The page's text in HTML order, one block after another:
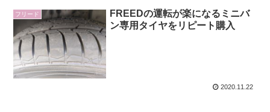
フリード
FREEDの運転が楽になるミニバ
ン専用タイヤをリピート購入
2020.11.22